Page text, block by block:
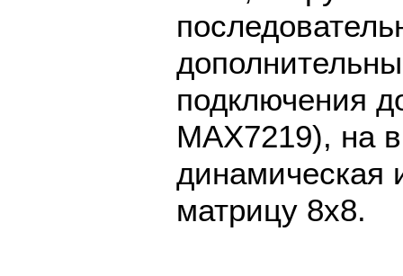
подключения
MAX7219), на
динамическая
матрицу 8х8.